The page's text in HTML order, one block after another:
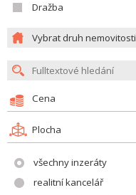
Dražba
Vybrat druh nemovitosti
Cena
Plocha
všechny inzeráty
realitní kancelář